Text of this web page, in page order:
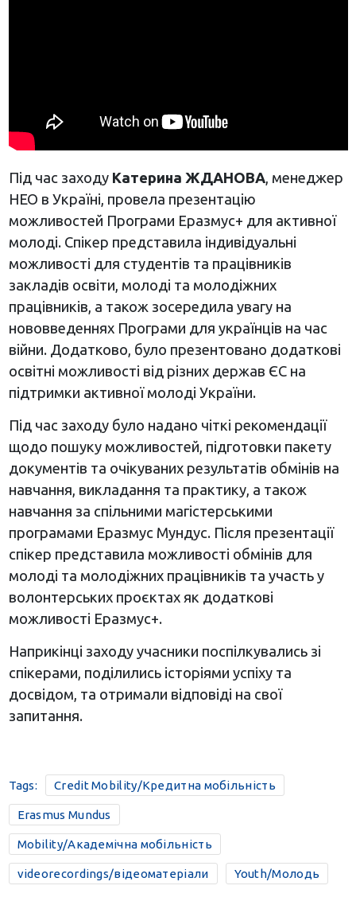
Під час заходу Катерина ЖДАНОВА, менеджер
НЕО в Україні, провела презентацію
можливостей Програми Еразмус+ для активної
молоді. Спікер представила індивідуальні
можливості для студентів та працівників
закладів освіти, молоді та молодіжних
працівників, а також зосередила увагу на
нововведеннях Програми для українців на час
війни. Додатково, було презентовано додаткові
освітні можливості від різних держав ЄС на
підтримки активної молоді України.
Під час заходу було надано чіткі рекомендації
щодо пошуку можливостей, підготовки пакету
документів та очікуваних результатів обмінів на
навчання, викладання та практику, а також
навчання за спільними магістерськими
програмами Еразмус Мундус. Після презентації
спікер представила можливості обмінів для
молоді та молодіжних працівників та участь у
волонтерських проєктах як додаткові
можливості Еразмус+.
Наприкінці заходу учасники поспілкувались зі
спікерами, поділились історіями успіху та
досвідом, та отримали відповіді на свої
запитання.
Tags: Credit Mobility/Кредитна мобільність
Erasmus Mundus
Mobility/Академічна мобільність
videorecordings/відеоматеріали Youth/Молодь